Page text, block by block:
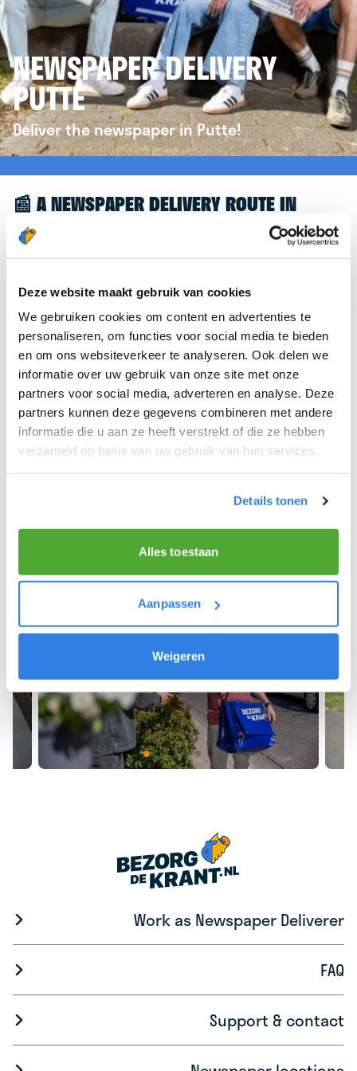
Deze website maakt gebruik van cookies
We gebruiken cookies om content en advertenties te
personaliseren, om functies voor social media te bieden
en om ons websiteverkeer te analyseren. Ook delen we
informatie over uw gebruik van onze site met onze
partners voor social media, adverteren en analyse. Deze
partners kunnen deze gegevens combineren met andere
informatie die u aan ze heeft verstrekt of die ze hebben
verzameld op basis van uw gebruik van hun services.
Details tonen
Alles toestaan
Aanpassen
Weigeren
NEWSPAPER DELIVERY
PUTTE
Deliver the newspaper in Putte!
📰 A NEWSPAPER DELIVERY ROUTE IN
PUTTE
Great to see you're interested in a newspaper
like to refer you to thekrantenbezorgen.nl
website. There, you can easily sign up to deliver
newspapers in Putte.
We hope you can get started soon and wish you
the best of luck! 🚴‍♂️💨
Work as Newspaper Deliverer
FAQ
Support & contact